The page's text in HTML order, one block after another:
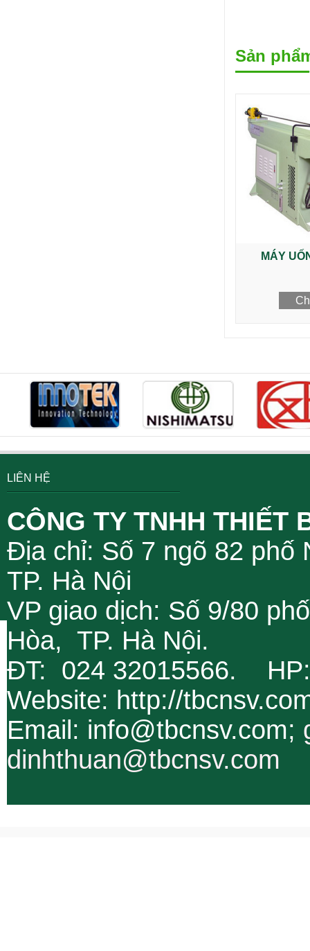
Sản
MÁY
LIÊN HỆ
CÔNG TY TNHH THIẾT
Địa chỉ: Số 7 ngõ 82
TP. Hà Nội
VP giao dịch: Số 9/80
Hòa, TP. Hà Nội.
ĐT: 024 32015566.
Website: http://
Email: info@tbcnsv.com;
dinhthuan@tbcnsv.com